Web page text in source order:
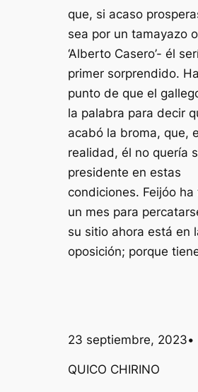
que, si acaso
sea por un tamayazo
‘Alberto Casero’- él
primer sorprendido.
punto de que el
la palabra para decir
acabó la broma, que,
realidad, él no quería
presidente en estas
condiciones. Feijóo ha
un mes para
su sitio ahora está en
oposición; porque
23 septiembre, 2023•
QUICO CHIRINO